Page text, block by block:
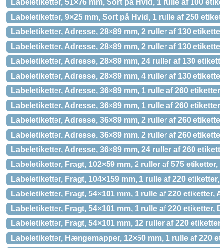
Labeletiketter, 51×76 mm, Sort på Hvid, 1 rulle af 100
Labeletiketter, 9×25 mm, Sort på Hvid, 1 rulle af 250
Labeletiketter, Adresse, 28×89 mm, 2 ruller af 130
Labeletiketter, Adresse, 28×89 mm, 2 ruller af 130
Labeletiketter, Adresse, 28×89 mm, 24 ruller af 130
Labeletiketter, Adresse, 28×89 mm, 4 ruller af 130
Labeletiketter, Adresse, 36×89 mm, 1 rulle af 260
Labeletiketter, Adresse, 36×89 mm, 1 rulle af 260
Labeletiketter, Adresse, 36×89 mm, 2 ruller af 260
Labeletiketter, Adresse, 36×89 mm, 2 ruller af 260
Labeletiketter, Adresse, 36×89 mm, 24 ruller af 260
Labeletiketter, Fragt, 102×59 mm, 2 ruller af 575
Labeletiketter, Fragt, 104×159 mm, 1 rulle af 220
Labeletiketter, Fragt, 54×101 mm, 1 rulle af 220 etiketter,
Labeletiketter, Fragt, 54×101 mm, 1 rulle af 220 etiketter,
Labeletiketter, Fragt, 54×101 mm, 12 ruller af 220
Labeletiketter, Hængemapper, 12×50 mm, 1 rulle af 220